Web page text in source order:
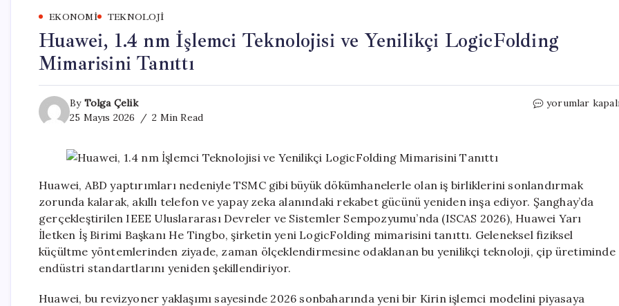
EKONOMI TEKNOLOJI
Huawei, 1.4 nm İşlemci Teknolojisi ve Yenilikçi LogicFolding
Mimarisini Tanıttı
By Tolga Çelik
25 Mayıs 2026
2 Min Read
Huawei,
Yenilikçi
LogicFolding
Mimarisini
Tanıttı
için
yorumlar
Huawei, ABD yaptırımları nedeniyle TSMC gibi büyük dökümhanelerle olan iş birliklerini sonlandırmak
zorunda kalarak, akıllı telefon ve yapay zeka alanındaki rekabet gücünü yeniden inşa ediyor. Şanghay’da
gerçekleştirilen IEEE Uluslararası Devreler ve Sistemler Sempozyumu’nda (ISCAS 2026), Huawei Yarı
İletken İş Birimi Başkanı He Tingbo, şirketin yeni LogicFolding mimarisini tanıttı. Geleneksel fiziksel
küçültme yöntemlerinden ziyade, zaman ölçeklendirmesine odaklanan bu yenilikçi teknoloji, çip üretiminde
endüstri standartlarını yeniden şekillendiriyor.
Huawei, bu revizyoner yaklaşımı sayesinde 2026 sonbaharında yeni bir Kirin işlemci modelini piyasaya